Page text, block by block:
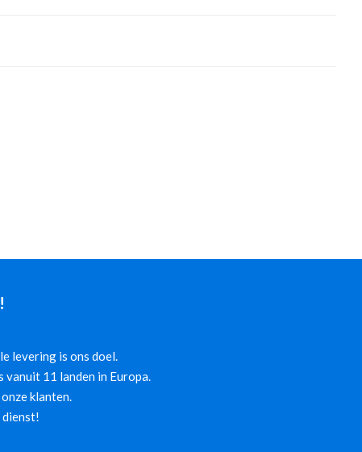
levering is ons doel.
vanuit 11 landen in Europa.
klanten.
dienst!